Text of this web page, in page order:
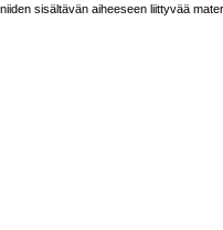
sisältävän aiheeseen liittyvää